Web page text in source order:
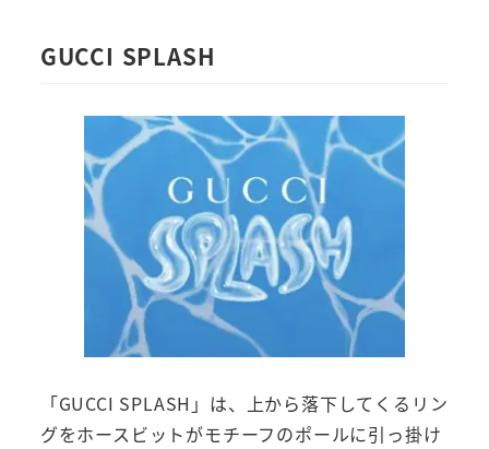
GUCCI SPLASH
「GUCCI SPLASH」は、上から落下してくるリン
グをホースビットがモチーフのポールに引っ掛け